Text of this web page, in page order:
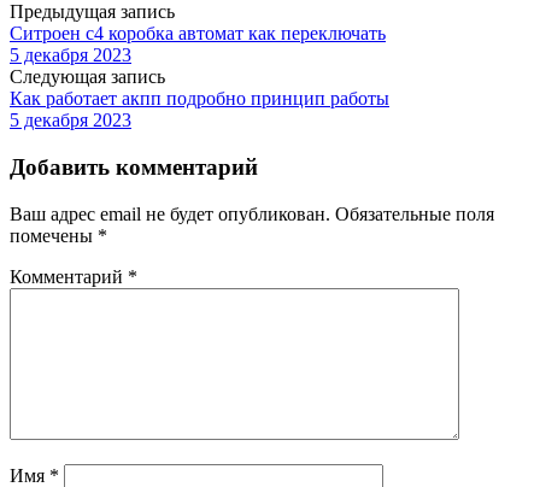
Предыдущая запись
Ситроен с4 коробка автомат как переключать
5 декабря 2023
Следующая запись
Как работает акпп подробно принцип работы
5 декабря 2023
Добавить комментарий
Ваш адрес email не будет опубликован. Обязательные поля
помечены *
Комментарий *
Имя *